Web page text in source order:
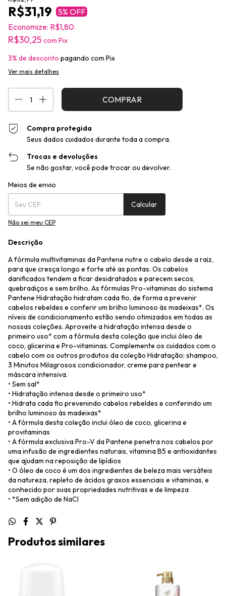
R$31,19 5% OFF
Economize: R$1,80
R$30,25 com Pix
3% de desconto pagando com Pix
Ver mais detalhes
Compra protegida
Seus dados cuidados durante toda a compra.
Trocas e devoluções
Se não gostar, você pode trocar ou devolver.
Entregas para o CEP:
Meios de envio
Calcular
Não sei meu CEP
Descrição
A fórmula multivitaminas da Pantene nutre o cabelo desde a raiz,
para que cresça longo e forte até as pontas. Os cabelos
danificados tendem a ficar desidratados e parecem secos,
quebradiços e sem brilho. As fórmulas Pro-vitaminas do sistema
Pantene Hidratação hidratam cada fio, de forma a prevenir
cabelos rebeldes e conferir um brilho luminoso às madeixas*. Os
níveis de condicionamento estão sendo otimizados em todas as
nossas coleções. Aproveite a hidratação intensa desde o
primeiro uso* com a fórmula desta coleção que inclui óleo de
coco, glicerina e Pro-vitaminas. Complemente os cuidados com o
cabelo com os outros produtos da coleção Hidratação: shampoo,
3 Minutos Milagrosos condicionador, creme para pentear e
máscara intensiva.
• Sem sal*
• Hidratação intensa desde o primeiro uso*
• Hidrata cada fio prevenindo cabelos rebeldes e conferindo um
brilho luminoso às madeixas*
• A fórmula desta coleção inclui óleo de coco, glicerina e
provitaminas
• A fórmula exclusiva Pro-V da Pantene penetra nos cabelos por
uma infusão de ingredientes naturais, vitamina B5 e antioxidantes
que ajudam na reposição de lipídios
• O óleo de coco é um dos ingredientes de beleza mais versáteis
da natureza, repleto de ácidos graxos essenciais e vitaminas, e
conhecido por suas propriedades nutritivas e de limpeza
• *Sem adição de NaCl
Produtos similares